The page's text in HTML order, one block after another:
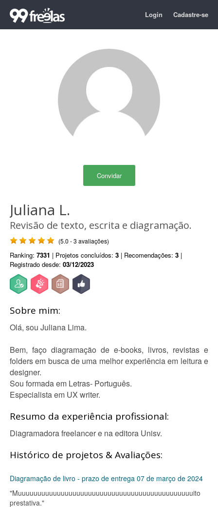
Login Cadastre-se
Convidar
Juliana L.
Revisão de texto, escrita e diagramação.
(5.0 - 3 avaliações)
Ranking: 7331 | Projetos concluídos: 3 | Recomendações: 3 |
Registrado desde: 03/12/2023
Sobre mim:
Olá, sou Juliana Lima.
Bem, faço diagramação de e-books, livros, revistas e
folders em busca de uma melhor experiência em leitura e
designer.
Sou formada em Letras- Português.
Especialista em UX writer.
Resumo da experiência profissional:
Diagramadora freelancer e na editora Unisv.
Histórico de projetos & Avaliações:
Diagramação de livro - prazo de entrega 07 de março de 2024
"Muuuuuuuuuuuuuuuuuuuuuuuuuuuuuuuuuuuuuuuuuuuuuito
prestativa."